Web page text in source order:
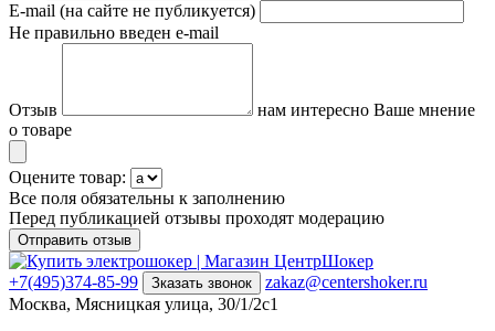
E-mail (на сайте не публикуется)
Не правильно введен e-mail
Отзыв
нам интересно Ваше мнение
о товаре
Оцените товар:
Все поля обязательны к заполнению
Перед публикацией отзывы проходят модерацию
+7(495)374-85-99 Зказать звонок
zakaz@centershoker.ru
Москва, Мясницкая улица, 30/1/2с1